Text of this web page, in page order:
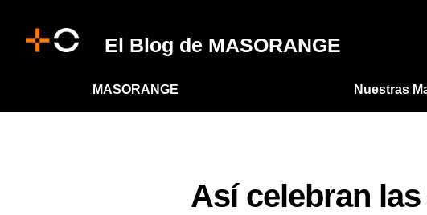
El Blog de MASORANGE
MASORANGE Nuestras
Así celebran